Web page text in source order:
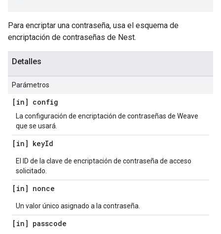
Para encriptar una contraseña, usa el esquema de
encriptación de contraseñas de Nest.
Detalles
Parámetros
[in] config
La configuración de encriptación de contraseñas de Weave
que se usará.
[in] keyId
El ID de la clave de encriptación de contraseña de acceso
solicitado.
[in] nonce
Un valor único asignado a la contraseña.
[in] passcode